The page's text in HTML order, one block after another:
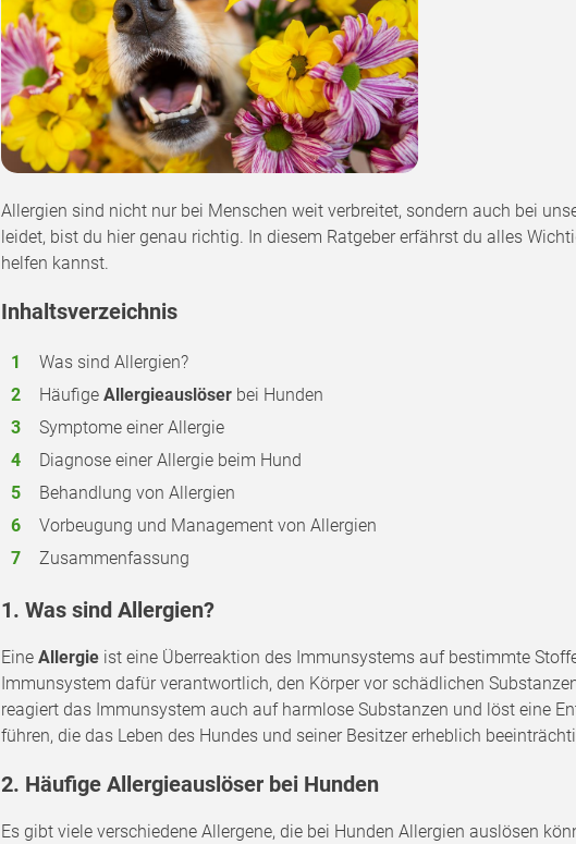
Allergien sind nicht nur bei Menschen weit verbreitet, sondern auch bei
leidet, bist du hier genau richtig. In diesem Ratgeber erfährst du alles
helfen kannst.
Inhaltsverzeichnis
Was sind Allergien?
HäufigeAllergieauslöser bei Hunden
Symptome einer Allergie
Diagnose einer Allergie beim Hund
Behandlung von Allergien
Vorbeugung und Management von Allergien
Zusammenfassung
1. Was sind Allergien?
EineAllergie ist eine Überreaktion des Immunsystems auf bestimmte
Immunsystem dafür verantwortlich, den Körper vor schädlichen
reagiert das Immunsystem auch auf harmlose Substanzen und löst eine
führen, die das Leben des Hundes und seiner Besitzer erheblich
2. Häufige Allergieauslöser bei Hunden
Es gibt viele verschiedene Allergene, die bei Hunden Allergien auslösen